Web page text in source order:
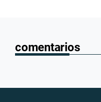
comentarios